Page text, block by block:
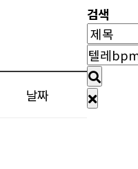
날짜
검색